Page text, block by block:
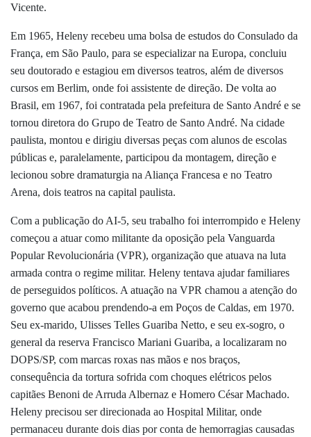
Vicente.
Em 1965, Heleny recebeu uma bolsa de estudos do Consulado da
França, em São Paulo, para se especializar na Europa, concluiu
seu doutorado e estagiou em diversos teatros, além de diversos
cursos em Berlim, onde foi assistente de direção. De volta ao
Brasil, em 1967, foi contratada pela prefeitura de Santo André e se
tornou diretora do Grupo de Teatro de Santo André. Na cidade
paulista, montou e dirigiu diversas peças com alunos de escolas
públicas e, paralelamente, participou da montagem, direção e
lecionou sobre dramaturgia na Aliança Francesa e no Teatro
Arena, dois teatros na capital paulista.
Com a publicação do AI-5, seu trabalho foi interrompido e Heleny
começou a atuar como militante da oposição pela Vanguarda
Popular Revolucionária (VPR), organização que atuava na luta
armada contra o regime militar. Heleny tentava ajudar familiares
de perseguidos políticos. A atuação na VPR chamou a atenção do
governo que acabou prendendo-a em Poços de Caldas, em 1970.
Seu ex-marido, Ulisses Telles Guariba Netto, e seu ex-sogro, o
general da reserva Francisco Mariani Guariba, a localizaram no
DOPS/SP, com marcas roxas nas mãos e nos braços,
consequência da tortura sofrida com choques elétricos pelos
capitães Benoni de Arruda Albernaz e Homero César Machado.
Heleny precisou ser direcionada ao Hospital Militar, onde
permanaceu durante dois dias por conta de hemorragias causadas